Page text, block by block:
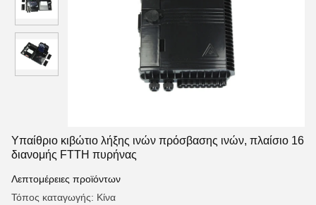
Υπαίθριο κιβώτιο λήξης ινών πρόσβασης ινών, πλαίσιο 16
διανομής FTTH πυρήνας
Λεπτομέρειες προϊόντων
Τόπος καταγωγής: Κίνα